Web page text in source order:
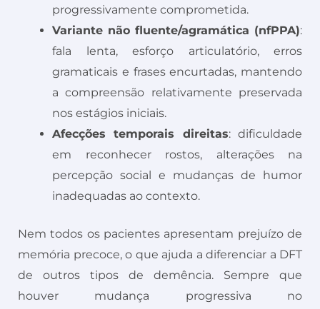
progressivamente comprometida.
Variante não fluente/agramática (nfPPA):
fala lenta, esforço articulatório, erros
gramaticais e frases encurtadas, mantendo
a compreensão relativamente preservada
nos estágios iniciais.
Afecções temporais direitas: dificuldade
em reconhecer rostos, alterações na
percepção social e mudanças de humor
inadequadas ao contexto.
Nem todos os pacientes apresentam prejuízo de
memória precoce, o que ajuda a diferenciar a DFT
de outros tipos de demência. Sempre que
houver mudança progressiva no